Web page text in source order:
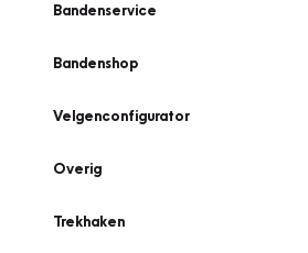
Bandenservice
Bandenshop
Velgenconfigurator
Overig
Trekhaken